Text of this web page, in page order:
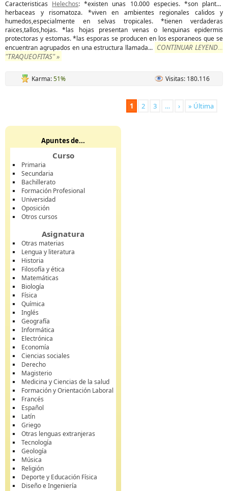
Caracteristicas Helechos: *existen unas 10.000 especies. *son plantas
herbaceas y risomatoza. *viven en ambientes regionales calidos y
humedos,especialmente en selvas tropicales. *tienen verdaderas
raices,tallos,hojas. *las hojas presentan venas o lenquinas epidermis
protectoras y estomas. *las esporas se producen en los esporaneos que se
encuentran agrupados en una estructura llamada... CONTINUAR LEYENDO
"TRAQUEOFITAS" »
Karma:51% Visitas: 180.116
1 2 3 … › » Última
Apuntes de...
Curso
Primaria
Secundaria
Bachillerato
Formación Profesional
Universidad
Oposición
Otros cursos
Asignatura
Otras materias
Lengua y literatura
Historia
Filosofía y ética
Matemáticas
Biología
Física
Química
Inglés
Geografía
Informática
Electrónica
Economía
Ciencias sociales
Derecho
Magisterio
Medicina y Ciencias de la salud
Formación y Orientación Laboral
Francés
Español
Latín
Griego
Otras lenguas extranjeras
Tecnología
Geología
Música
Religión
Deporte y Educación Física
Diseño e Ingeniería